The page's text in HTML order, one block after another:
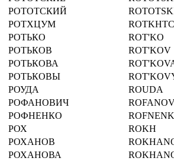
РОТОТСКИЙ
РОТХЦУМ
РОТЬКО
ROT'KO
РОТЬКОВ
ROT'KOV
РОТЬКОВА
РОТЬКОВЫ
РОУДА
ROUDA
РОФАНОВИЧ
РОФНЕНКО
РОХ
ROKH
РОХАНОВ
РОХАНОВА